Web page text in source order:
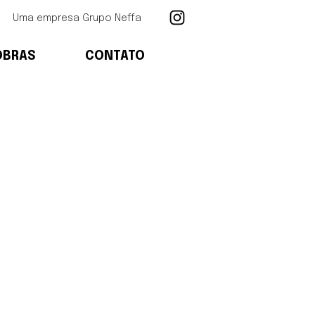
Uma empresa Grupo Neffa
CONTATO